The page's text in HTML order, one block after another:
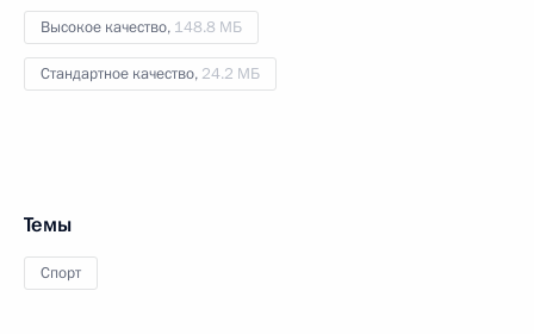
Высокое качество, 148.8 МБ
Стандартное качество, 24.2 МБ
Темы
Спорт